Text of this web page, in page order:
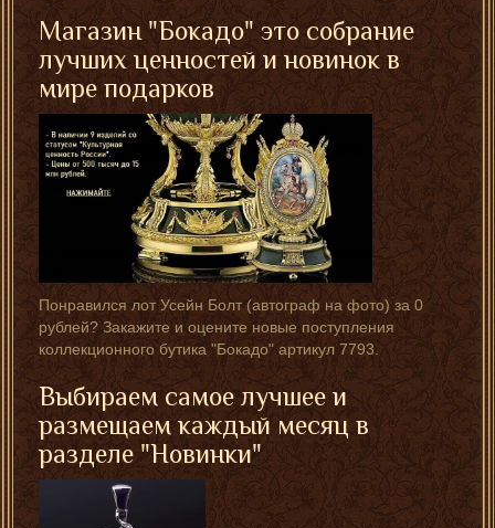
Магазин "Бокадо" это собрание
лучших ценностей и новинок в
мире подарков
Понравился лот Усейн Болт (автограф на фотo) за 0
рублей? Закажите и оцените новые поступления
коллекционного бутика "Бокадо" артикул 7793.
Выбираем самое лучшее и
размещаем каждый месяц в
разделе "Новинки"